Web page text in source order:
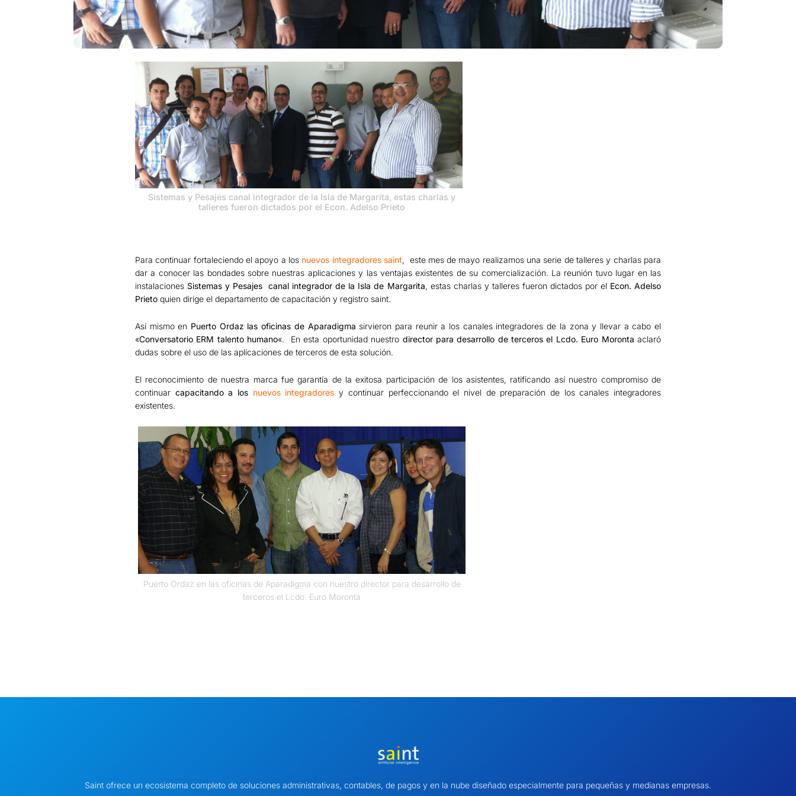
Sistemas y Pesajes canal integrador de la Isla de Margarita, estas charlas y
talleres fueron dictados por el Econ. Adelso Prieto
Para continuar fortaleciendo el apoyo a los nuevos integradores saint, este mes de mayo realizamos una serie de talleres y charlas para
dar a conocer las bondades sobre nuestras aplicaciones y las ventajas existentes de su comercialización. La reunión tuvo lugar en las
instalaciones Sistemas y Pesajes canal integrador de la Isla de Margarita, estas charlas y talleres fueron dictados por el Econ. Adelso
Prieto quien dirige el departamento de capacitación y registro saint.
Así mismo en Puerto Ordaz las oficinas de Aparadigma sirvieron para reunir a los canales integradores de la zona y llevar a cabo el
«Conversatorio ERM talento humano«. En esta oportunidad nuestro director para desarrollo de terceros el Lcdo. Euro Moronta aclaró
dudas sobre el uso de las aplicaciones de terceros de esta solución.
El reconocimiento de nuestra marca fue garantía de la exitosa participación de los asistentes, ratificando así nuestro compromiso de
continuar capacitando a los nuevos integradores y continuar perfeccionando el nivel de preparación de los canales integradores
existentes.
Puerto Ordaz en las oficinas de Aparadigma con nuestro director para desarrollo de
terceros el Lcdo. Euro Moronta
Saint ofrece un ecosistema completo de soluciones administrativas, contables, de pagos y en la nube diseñado especialmente para pequeñas y medianas empresas.